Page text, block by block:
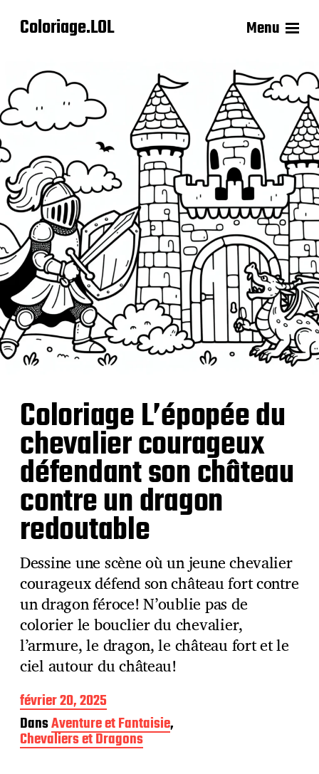
Coloriage.LOL Menu
Coloriage L’épopée du
chevalier courageux
défendant son château
contre un dragon
redoutable
Dessine une scène où un jeune chevalier
courageux défend son château fort contre
un dragon féroce! N’oublie pas de
colorier le bouclier du chevalier,
l’armure, le dragon, le château fort et le
ciel autour du château!
D
a
t
e
février 20, 2025
DansAventure et Fantaisie,
Chevaliers et Dragons